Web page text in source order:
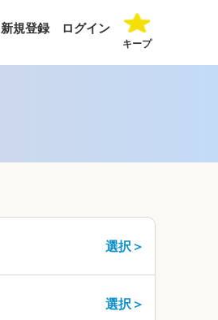
新規登録 ログイン
キープ
選択＞
選択＞